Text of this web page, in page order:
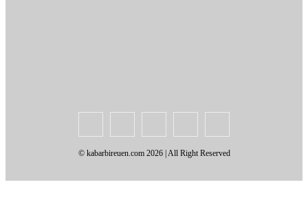
© kabarbireuen.com 2026 | All Right Reserved